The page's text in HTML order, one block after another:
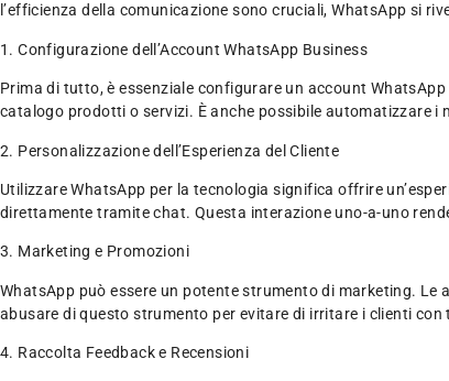
l’efficienza della comunicazione sono cruciali, WhatsApp si
1. Configurazione dell’Account WhatsApp Business
Prima di tutto, è essenziale configurare un account
catalogo prodotti o servizi. È anche possibile automatizzare i
2. Personalizzazione dell’Esperienza del Cliente
Utilizzare WhatsApp per la tecnologia significa offrire
direttamente tramite chat. Questa interazione uno-a-uno
3. Marketing e Promozioni
WhatsApp può essere un potente strumento di marketing.
abusare di questo strumento per evitare di irritare i clienti con
4. Raccolta Feedback e Recensioni